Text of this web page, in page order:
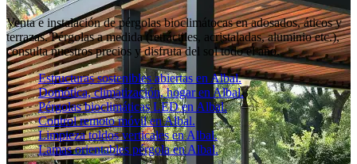
Venta e instalación de pérgolas bioclimátocas en adosados, áticos y
terrazas. Pérgolas a medida (retráctiles, acristaladas, aluminio etc.),
consulta nuestros precios y disfruta del sol todo el año.
Estructuras sostenibles abiertas en Albal.
Domótica, climatización, hogar en Albal.
Pérgolas bioclimáticas LED en Albal.
Control remoto móvil en Albal.
Limpieza toldos verticales en Albal.
Lamas orientables pérgola en Albal.